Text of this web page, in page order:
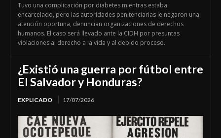
Tuvo una complicación por diabetes mientras estaba
encarcelado, pero las autoridades penitenciarias le negaron una
atención oportuna, denuncian organizaciones de derechos
humanos. El caso será llevado ante la CIDH por presuntas
violaciones al derecho a la vida y al debido proceso.
¿Existió una guerra por fútbol entre
El Salvador y Honduras?
EXPLICADO 17/07/2026